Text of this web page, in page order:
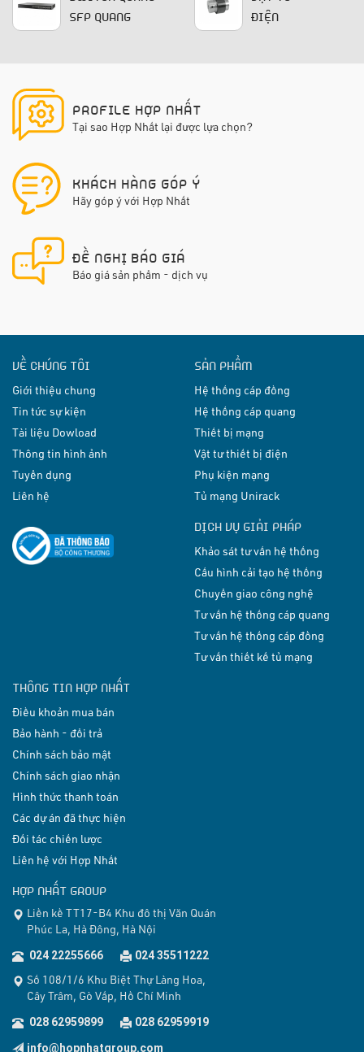
SFP QUANG
ĐIỆN
PROFILE HỢP NHẤT
Tại sao Hợp Nhất lại được lựa chọn?
KHÁCH HÀNG GÓP Ý
Hãy góp ý với Hợp Nhất
ĐỀ NGHỊ BÁO GIÁ
Báo giá sản phẩm - dịch vụ
VỀ CHÚNG TÔI
Giới thiệu chung
Tin tức sự kiện
Tài liệu Dowload
Thông tin hình ảnh
Tuyển dụng
Liên hệ
SẢN PHẨM
Hệ thống cáp đồng
Hệ thống cáp quang
Thiết bị mạng
Vật tư thiết bị điện
Phụ kiện mạng
Tủ mạng Unirack
DỊCH VỤ GIẢI PHÁP
Khảo sát tư vấn hệ thống
Cấu hình cải tạo hệ thống
Chuyển giao công nghệ
Tư vấn hệ thống cáp quang
Tư vấn hệ thống cáp đồng
Tư vấn thiết kế tủ mạng
THÔNG TIN HỢP NHẤT
Điều khoản mua bán
Bảo hành - đổi trả
Chính sách bảo mật
Chính sách giao nhận
Hình thức thanh toán
Các dự án đã thực hiện
Đối tác chiến lược
Liên hệ với Hợp Nhất
HỢP NHẤT GROUP
Liền kề TT17-B4 Khu đô thị Văn Quán
Phúc La, Hà Đông, Hà Nội
024 22255666 024 35511222
Số 108/1/6 Khu Biệt Thự Làng Hoa,
Cây Trâm, Gò Vấp, Hồ Chí Minh
028 62959899
028 62959919
info@hopnhatgroup.com